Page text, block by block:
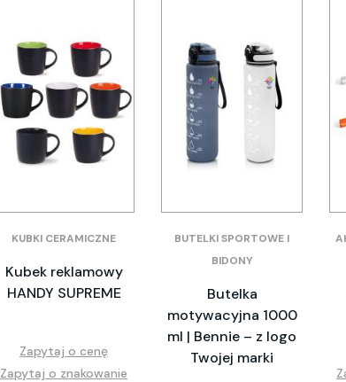
KUBKI CERAMICZNE
Kubek reklamowy
HANDY SUPREME
Zapytaj o cenę
Zapytaj o znakowanie
BUTELKI SPORTOWE I
BIDONY
Butelka
motywacyjna 1000
ml | Bennie – z logo
Twojej marki